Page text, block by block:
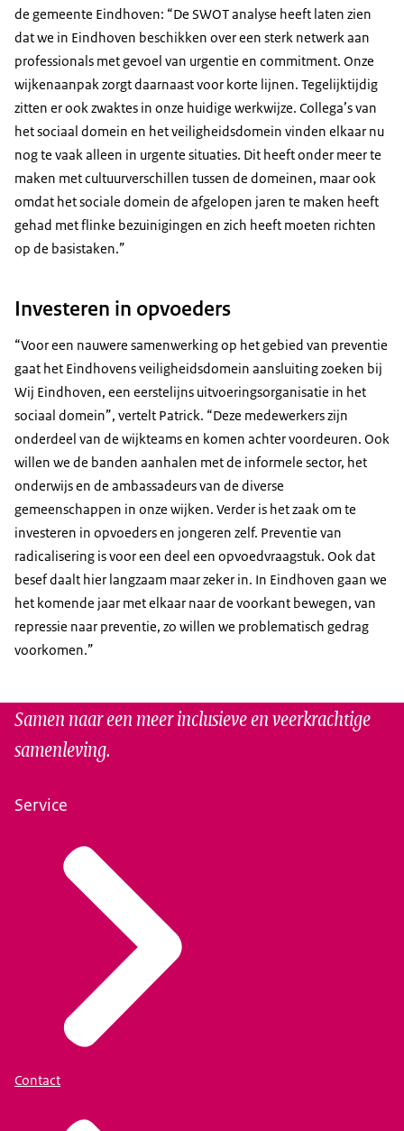
de gemeente Eindhoven: “De SWOT analyse heeft laten zien
dat we in Eindhoven beschikken over een sterk netwerk aan
professionals met gevoel van urgentie en commitment. Onze
wijkenaanpak zorgt daarnaast voor korte lijnen. Tegelijktijdig
zitten er ook zwaktes in onze huidige werkwijze. Collega’s van
het sociaal domein en het veiligheidsdomein vinden elkaar nu
nog te vaak alleen in urgente situaties. Dit heeft onder meer te
maken met cultuurverschillen tussen de domeinen, maar ook
omdat het sociale domein de afgelopen jaren te maken heeft
gehad met flinke bezuinigingen en zich heeft moeten richten
op de basistaken.”
Investeren in opvoeders
“Voor een nauwere samenwerking op het gebied van preventie
gaat het Eindhovens veiligheidsdomein aansluiting zoeken bij
Wij Eindhoven, een eerstelijns uitvoeringsorganisatie in het
sociaal domein”, vertelt Patrick. “Deze medewerkers zijn
onderdeel van de wijkteams en komen achter voordeuren. Ook
willen we de banden aanhalen met de informele sector, het
onderwijs en de ambassadeurs van de diverse
gemeenschappen in onze wijken. Verder is het zaak om te
investeren in opvoeders en jongeren zelf. Preventie van
radicalisering is voor een deel een opvoedvraagstuk. Ook dat
besef daalt hier langzaam maar zeker in. In Eindhoven gaan we
het komende jaar met elkaar naar de voorkant bewegen, van
repressie naar preventie, zo willen we problematisch gedrag
voorkomen.”
Samen naar een meer inclusieve en veerkrachtige
samenleving.
Service
Contact